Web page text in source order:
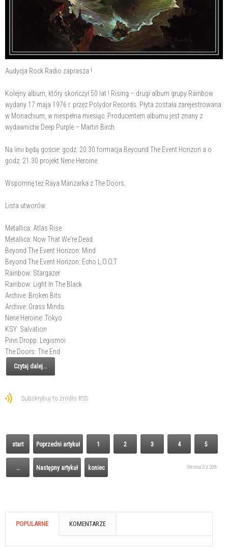
Audycja Rock Radio zaprasza !
Kolejny album, który skończył 50 lat ! Rising – drugi album grupy Rainbow
wydany 17 maja 1976 r. przez Polydor Records. Płyta została zarejestrowana
w Monachium, w niespełna miesiąc. Producentem albumu jest znany z
wydawnictw Deep Purple – Martin Birch.
Na linii będą goście: godz. 20.30 formacja Beyound The Event Horizon a o
godz. 21.30 projekt Nene Heroine.
Wspomnę też Raya Manzarka z The Doors.
Lista utworów:
Metallica: Atlas Rise
Metallica: Now That We're Dead
Beyond The Event Horizon: Mind
Beyond The Event Horizon: Echo L.O.O.T
Rainbow: Stargazer
Rainbow: Light In The Black
Archive: Broken Bits
Archive: Grass Minds
Nene Heroine: Tokyo
KSY: Salvation
Pinn Dropp: Legismoi
The Doors: The End
Czytaj dalej...
Subskrybuj to źródło RSS
start Poprzedni artykuł 1 2 3 4 5
… Następny artykuł koniec Strona 3 z 208
POPULARNE KOMENTARZE